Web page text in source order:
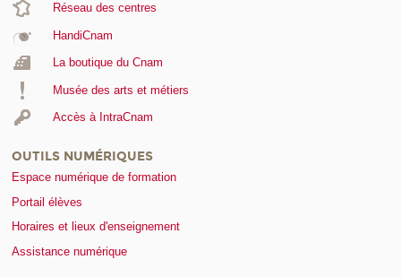
Réseau des centres
HandiCnam
La boutique du Cnam
Musée des arts et métiers
Accès à IntraCnam
OUTILS NUMÉRIQUES
Espace numérique de formation
Portail élèves
Horaires et lieux d'enseignement
Assistance numérique